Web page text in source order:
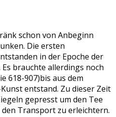
schon von Anbeginn
Die ersten
in der Epoche der
brauchte allerdings noch
618-907)bis aus dem
entstand. Zu dieser Zeit
gepresst um den Tee
Transport zu erleichtern.